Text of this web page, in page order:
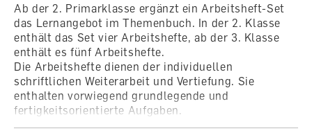
Ab der 2. Primarklasse ergänzt ein Arbeitsheft-Set
das Lernangebot im Themenbuch. In der 2. Klasse
enthält das Set vier Arbeitshefte, ab der 3. Klasse
enthält es fünf Arbeitshefte.
Die Arbeitshefte dienen der individuellen
schriftlichen Weiterarbeit und Vertiefung. Sie
enthalten vorwiegend grundlegende und
fertigkeitsorientierte Aufgaben.